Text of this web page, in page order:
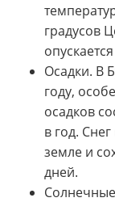
градусов
Осадки. В
году,
осадков
в год.
земле и
дней.